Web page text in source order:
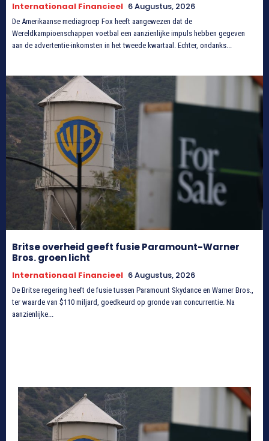
Internationaal Financieel 6 Augustus, 2026
De Amerikaanse mediagroep Fox heeft aangewezen dat de
Wereldkampioenschappen voetbal een aanzienlijke impuls hebben gegeven
aan de advertentie-inkomsten in het tweede kwartaal. Echter, ondanks...
Britse overheid geeft fusie Paramount-Warner
Bros. groen licht
Internationaal Financieel 6 Augustus, 2026
De Britse regering heeft de fusie tussen Paramount Skydance en Warner Bros.,
ter waarde van $110 miljard, goedkeurd op gronde van concurrentie. Na
aanzienlijke...